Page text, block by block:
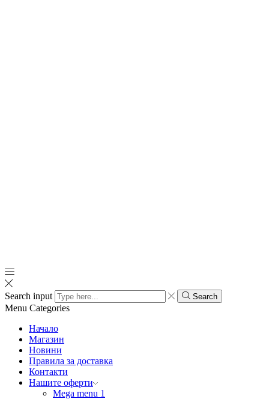
Search input Search
Menu Categories
Начало
Магазин
Новини
Правила за доставка
Контакти
Нашите оферти
Mega menu 1